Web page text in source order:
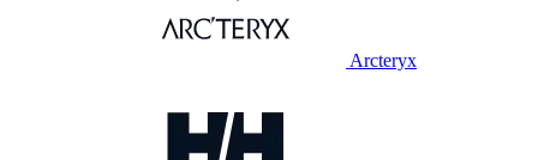
Arcteryx